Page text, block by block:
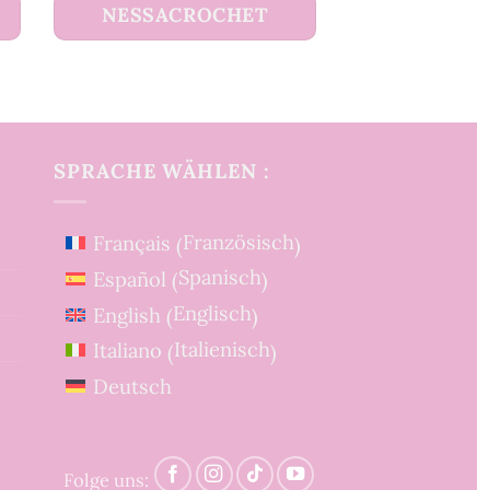
NESSACROCHET
SPRACHE WÄHLEN :
Français (Französisch)
Español (Spanisch)
English (Englisch)
Italiano (Italienisch)
Deutsch
Folge uns: